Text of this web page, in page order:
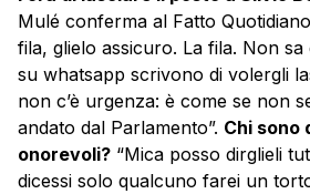
Mulé conferma al Fatto
fila, glielo assicuro. La fila. Non sa
su whatsapp scrivono di volergli
non c’è urgenza: è come se non
andato dal Parlamento”. Chi sono
onorevoli? “Mica posso dirglieli
dicessi solo qualcuno farei un